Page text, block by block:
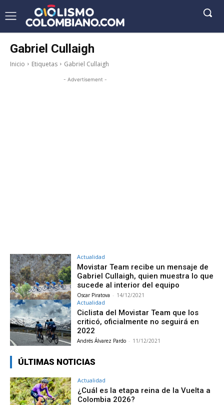
Gabriel Cullaigh
Inicio Etiquetas Gabriel Cullaigh
- Advertisement -
Actualidad
Movistar Team recibe un mensaje de
Gabriel Cullaigh, quien muestra lo que
sucede al interior del equipo
Oscar Piratova - 14/12/2021
Actualidad
Ciclista del Movistar Team que los
criticó, oficialmente no seguirá en
2022
Andrés Álvarez Pardo - 11/12/2021
ÚLTIMAS NOTICIAS
Actualidad
¿Cuál es la etapa reina de la Vuelta a
Colombia 2026?